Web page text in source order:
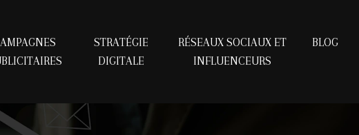
STRATÉGIE
DIGITALE
RÉSEAUX SOCIAUX ET
INFLUENCEURS
BLOG